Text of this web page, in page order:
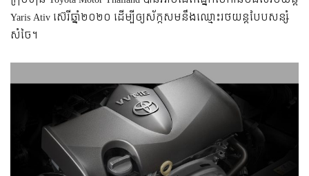
Yaris Ativ ស៊េរីឆ្នាំ២០២០ ដើម្បីឲ្យស័ក្កសមនឹងឈ្មោះរថយន្តបែបសន្សំ
សំចៃ។